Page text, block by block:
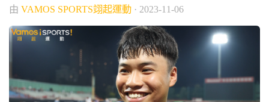
由 VAMOS SPORTS翊起運動 · 2023-11-06